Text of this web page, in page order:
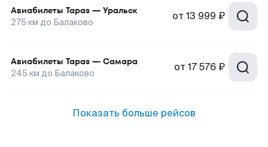
Авиабилеты Тараз — Уральск
275 км до Балаково от 13 999 ₽
Авиабилеты Тараз — Самара
245 км до Балаково от 17 576 ₽
Показать больше рейсов